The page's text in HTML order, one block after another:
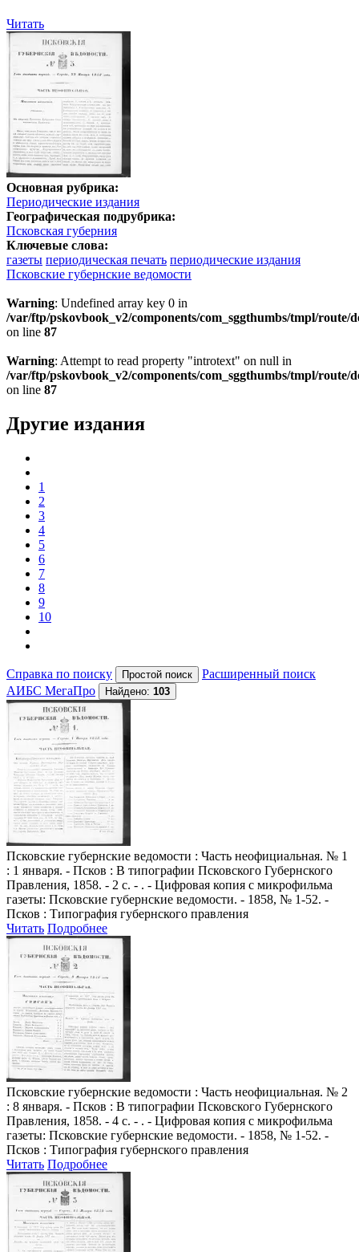
Читать
Основная рубрика:
Периодические издания
Географическая подрубрика:
Псковская губерния
Ключевые слова:
газеты периодическая печать периодические издания
Псковские губернские ведомости
Warning: Undefined array key 0 in
/var/ftp/pskovbook_v2/components/com_sggthumbs/tmpl/route/
on line 87
Warning: Attempt to read property "introtext" on null in
/var/ftp/pskovbook_v2/components/com_sggthumbs/tmpl/route/
on line 87
Другие издания
1
2
3
4
5
6
7
8
9
10
Справка по поиску
Расширенный поиск
АИБС МегаПро
Найдено: 103
Псковские губернские ведомости : Часть неофициальная. № 1
: 1 января. - Псков : В типографии Псковского Губернского
Правления, 1858. - 2 с. - . - Цифровая копия с микрофильма
газеты: Псковские губернские ведомости. - 1858, № 1-52. -
Псков : Типография губернского правления
Читать Подробнее
Псковские губернские ведомости : Часть неофициальная. № 2
: 8 января. - Псков : В типографии Псковского Губернского
Правления, 1858. - 4 с. - . - Цифровая копия с микрофильма
газеты: Псковские губернские ведомости. - 1858, № 1-52. -
Псков : Типография губернского правления
Читать Подробнее